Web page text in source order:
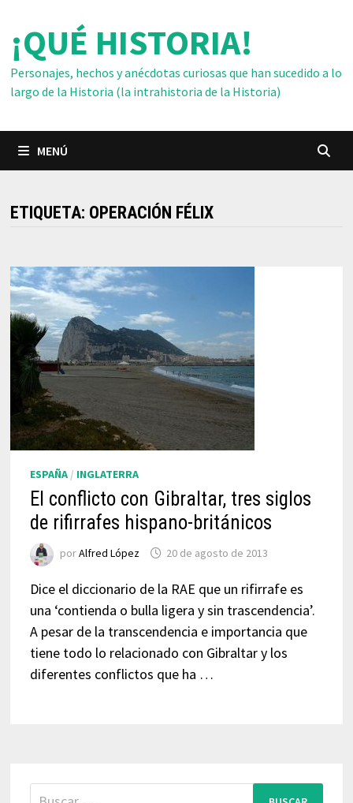
contenido
¡QUÉ HISTORIA!
Personajes, hechos y anécdotas curiosas que han sucedido a lo
largo de la Historia (la intrahistoria de la Historia)
MENÚ
ETIQUETA: OPERACIÓN FÉLIX
ESPAÑA/ INGLATERRA
El conflicto con Gibraltar, tres siglos
de rifirrafes hispano-británicos
porAlfred López 20 de agosto de 2013
Dice el diccionario de la RAE que un rifirrafe es
una ‘contienda o bulla ligera y sin trascendencia’.
A pesar de la transcendencia e importancia que
tiene todo lo relacionado con Gibraltar y los
diferentes conflictos que ha …
Buscar: